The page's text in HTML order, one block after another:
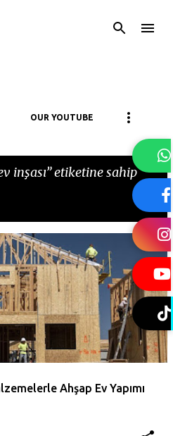
atla
OUR YOUTUBE
inşası etiketine sahip
Ahşap Ev Yapımı